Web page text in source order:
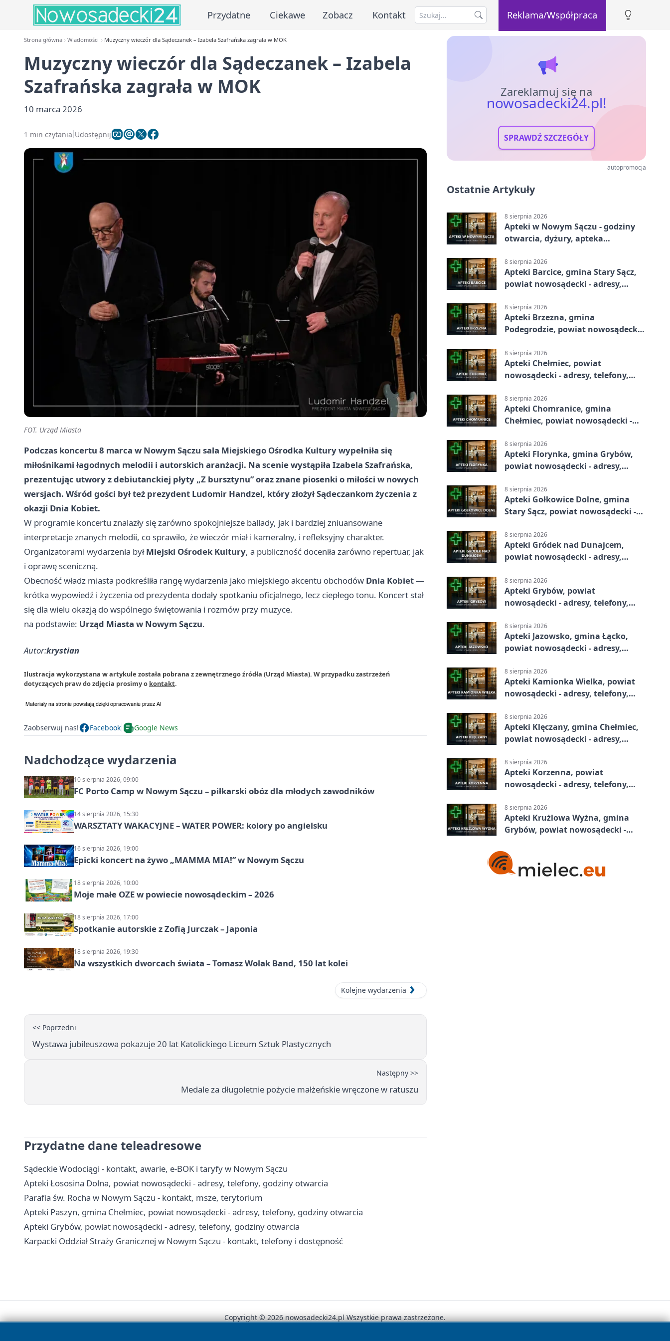
Przydatne Ciekawe Zobacz Kontakt Reklama/Współpraca
Strona główna Wiadomości Muzyczny wieczór dla Sądeczanek – Izabela Szafrańska zagrała w MOK
Muzyczny wieczór dla Sądeczanek – Izabela
Szafrańska zagrała w MOK
10 marca 2026
1 min czytania Udostępnij
FOT. Urząd Miasta
Podczas koncertu 8 marca w Nowym Sączu sala Miejskiego Ośrodka Kultury wypełniła się
miłośnikami łagodnych melodii i autorskich aranżacji. Na scenie wystąpiła Izabela Szafrańska,
prezentując utwory z debiutanckiej płyty „Z bursztynu”oraz znane piosenki o miłości w nowych
wersjach. Wśród gości był też prezydent Ludomir Handzel, który złożył Sądeczankom życzenia z
okazji Dnia Kobiet.
W programie koncertu znalazły się zarówno spokojniejsze ballady, jak i bardziej zniuansowane
interpretacje znanych melodii, co sprawiło, że wieczór miał i kameralny, i refleksyjny charakter.
Organizatorami wydarzenia byłMiejski Ośrodek Kultury, a publiczność doceniła zarówno repertuar, jak
i oprawę sceniczną.
Obecność władz miasta podkreśliła rangę wydarzenia jako miejskiego akcentu obchodów Dnia Kobiet—
krótka wypowiedź i życzenia od prezydenta dodały spotkaniu oficjalnego, lecz ciepłego tonu. Koncert stał
się dla wielu okazją do wspólnego świętowania i rozmów przy muzyce.
na podstawie: Urząd Miasta w Nowym Sączu.
Autor:krystian
Ilustracja wykorzystana w artykule została pobrana z zewnętrznego źródła (Urząd Miasta). W przypadku zastrzeżeń
dotyczących praw do zdjęcia prosimy o kontakt.
Zaobserwuj nas! Facebook Google News
Nadchodzące wydarzenia
10 sierpnia 2026, 09:00
FC Porto Camp w Nowym Sączu – piłkarski obóz dla młodych zawodników
14 sierpnia 2026, 15:30
WARSZTATY WAKACYJNE – WATER POWER: kolory po angielsku
16 sierpnia 2026, 19:00
Epicki koncert na żywo „MAMMA MIA!” w Nowym Sączu
18 sierpnia 2026, 10:00
Moje małe OZE w powiecie nowosądeckim – 2026
18 sierpnia 2026, 17:00
Spotkanie autorskie z Zofią Jurczak – Japonia
18 sierpnia 2026, 19:30
Na wszystkich dworcach świata – Tomasz Wolak Band, 150 lat kolei
Kolejne wydarzenia
<< Poprzedni
Wystawa jubileuszowa pokazuje 20 lat Katolickiego Liceum Sztuk Plastycznych
Następny >>
Medale za długoletnie pożycie małżeńskie wręczone w ratuszu
Przydatne dane teleadresowe
Sądeckie Wodociągi - kontakt, awarie, e-BOK i taryfy w Nowym Sączu
Apteki Łososina Dolna, powiat nowosądecki - adresy, telefony, godziny otwarcia
Parafia św. Rocha w Nowym Sączu - kontakt, msze, terytorium
Apteki Paszyn, gmina Chełmiec, powiat nowosądecki - adresy, telefony, godziny otwarcia
Apteki Grybów, powiat nowosądecki - adresy, telefony, godziny otwarcia
Karpacki Oddział Straży Granicznej w Nowym Sączu - kontakt, telefony i dostępność
Zareklamuj się na
nowosadecki24.pl!
SPRAWDŹ SZCZEGÓŁY
autopromocja
Ostatnie Artykuły
8 sierpnia 2026
Apteki w Nowym Sączu - godziny
otwarcia, dyżury, apteka
8 sierpnia 2026
Apteki Barcice, gmina Stary Sącz,
powiat nowosądecki - adresy,
8 sierpnia 2026
Apteki Brzezna, gmina
Podegrodzie, powiat nowosądecki -
8 sierpnia 2026
Apteki Chełmiec, powiat
nowosądecki - adresy, telefony,
8 sierpnia 2026
Apteki Chomranice, gmina
Chełmiec, powiat nowosądecki -
8 sierpnia 2026
Apteki Florynka, gmina Grybów,
powiat nowosądecki - adresy,
8 sierpnia 2026
Apteki Gołkowice Dolne, gmina
Stary Sącz, powiat nowosądecki -
8 sierpnia 2026
Apteki Gródek nad Dunajcem,
powiat nowosądecki - adresy,
8 sierpnia 2026
Apteki Grybów, powiat
nowosądecki - adresy, telefony,
8 sierpnia 2026
Apteki Jazowsko, gmina Łącko,
powiat nowosądecki - adresy,
8 sierpnia 2026
Apteki Kamionka Wielka, powiat
nowosądecki - adresy, telefony,
8 sierpnia 2026
Apteki Klęczany, gmina Chełmiec,
powiat nowosądecki - adresy,
8 sierpnia 2026
Apteki Korzenna, powiat
nowosądecki - adresy, telefony,
8 sierpnia 2026
Apteki Krużlowa Wyżna, gmina
Grybów, powiat nowosądecki -
Copyright © 2026 nowosadecki24.pl Wszystkie prawa zastrzeżone.